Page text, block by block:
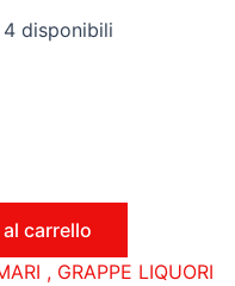
4 disponibili
carrello
, GRAPPE LIQUORI